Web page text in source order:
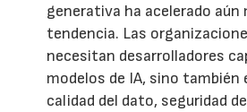
generativa ha acelerado aún
tendencia. Las
necesitan desarrolladores
modelos de IA, sino también
calidad del dato, seguridad